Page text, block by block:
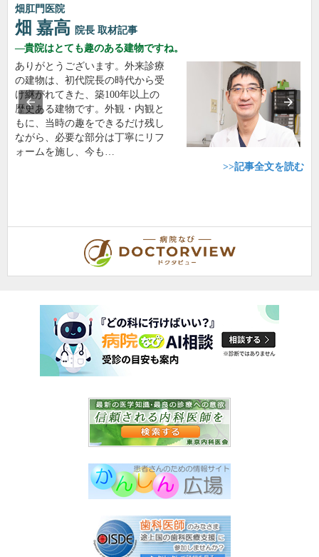
畑肛門医院
畑 嘉高 院長 取材記事
貴院はとても趣のある建物ですね。
ありがとうございます。外来診療
の建物は、初代院長の時代から受
け継がれてきた、築100年以上の
歴史ある建物です。外観・内観と
もに、当時の趣をできるだけ残し
ながら、必要な部分は丁寧にリフ
ォームを施し、今も…
>>記事全文を読む